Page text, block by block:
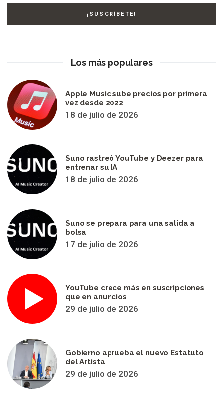
Los más populares
Apple Music sube precios por primera
vez desde 2022
18 de julio de 2026
Suno rastreó YouTube y Deezer para
entrenar su IA
18 de julio de 2026
Suno se prepara para una salida a
bolsa
17 de julio de 2026
YouTube crece más en suscripciones
que en anuncios
29 de julio de 2026
Gobierno aprueba el nuevo Estatuto
del Artista
29 de julio de 2026